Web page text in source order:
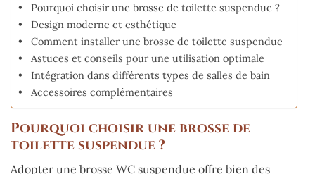
Pourquoi choisir une brosse de toilette suspendue ?
Design moderne et esthétique
Comment installer une brosse de toilette suspendue
Astuces et conseils pour une utilisation optimale
Intégration dans différents types de salles de bain
Accessoires complémentaires
Pourquoi choisir une brosse de
toilette suspendue ?
Adopter une brosse WC suspendue offre bien des